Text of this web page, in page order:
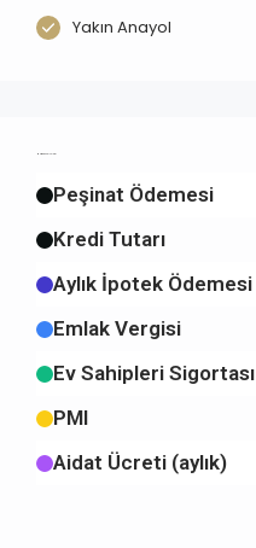
Yakın Anayol
Peşinat Ödemesi
Kredi Tutarı
Aylık İpotek Ödemesi
Emlak Vergisi
Ev Sahipleri Sigortası
PMI
Aidat Ücreti (aylık)